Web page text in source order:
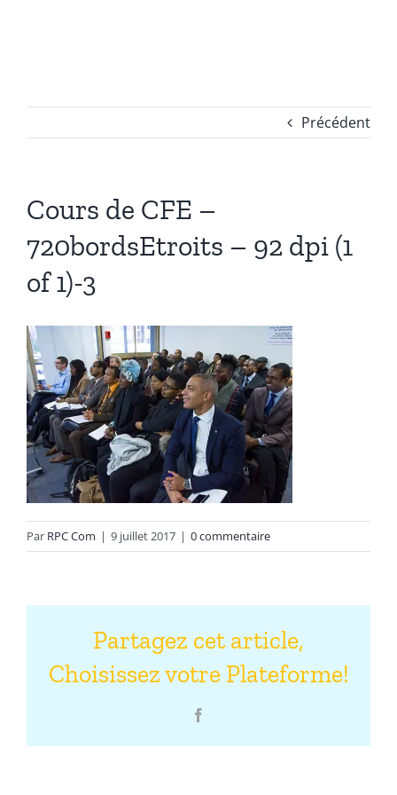
Précédent
Cours de CFE –
720bordsEtroits – 92 dpi (1
of 1)-3
Par RPC Com | 9 juillet 2017 | 0 commentaire
Partagez cet article,
Choisissez votre Plateforme!